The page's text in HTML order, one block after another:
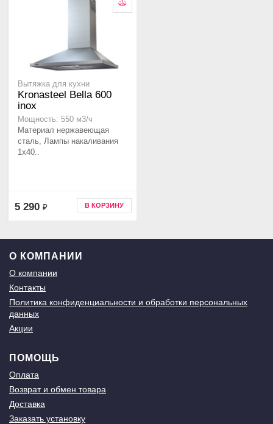
Вытяжка для кухни
Kronasteel Bella 600
inox
Мощность: 550 м3/ч
Материал нержавеющая
сталь, Лампы накаливания
1x40..
5 290 ₽ В КОРЗИНУ
О КОМПАНИИ
О компании
Контакты
Политика конфиденциальности и обработки персональных
данных
Акции
ПОМОЩЬ
Оплата
Возврат и обмен товара
Доставка
Заказать установку